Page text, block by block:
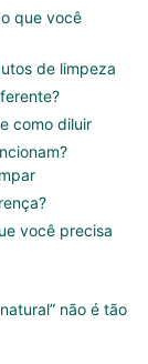
que você
de limpeza
como diluir
você precisa
não é tão